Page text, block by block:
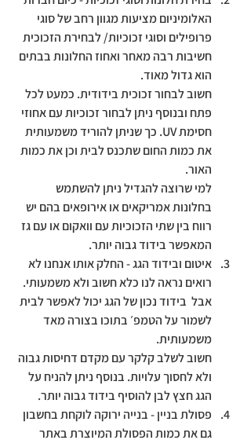
האלומיניום מציעות מגוון רחב של סוגי
פרופילים וסוגי זכוכיות/ לבחירת הזכוכית
חשיבות רבה מאחר ואחוז החלונות בבתים
הוא גדול מאוד.
חשוב לבחור זכוכית בידודית. כמעט לכל
פתח ובנוסף ניתן לבחור זכוכיות עם אחוזי
חסימת UV. כך שניתן להוריד משמעותית
את כמות החום שתכנס לבית וכן את כמות
האור.
למי שרוצה להגדיל ניתן להשתמש
בחלונות אמריקאים או אירופאים בהם יש
רווח בין שתי הזכוכיות עם וואקום או עם גז
המאפשר בידוד גבוה יותר.
איטום ובידוד הגג - החלק אותו אנחנו לא
רואים נראה לנו כלא חשוב ולא משמעותי.
אבל  בידוד נכון של הגג יכול לאפשר לבית
לשמור על הטמפ׳ בתוכו בצורה מאד
משמעותית.
חשוב לשלב קלקר עם מקדם דחיסות גבוה
ולא לחסוך עלויות. בנוסף ניתן להניח על
הגג חצץ לבן להוסיף בידוד גבוה יותר.
פסולת בניין - בנייה ירוקה לוקחת בחשבון
גם את כמות הפסולת המיוצרת באתר